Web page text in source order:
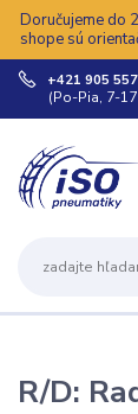
Doručujeme do
shope sú
+421 905
(Po-Pia, 7-
R/D: